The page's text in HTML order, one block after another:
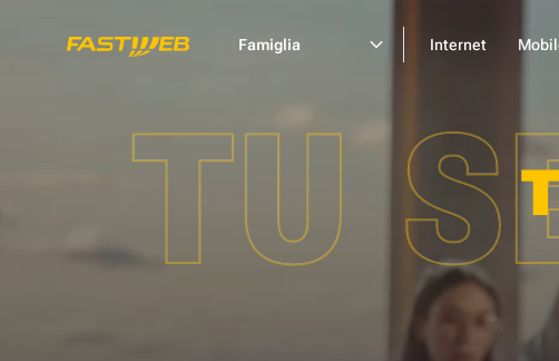
Famiglia Internet
TU